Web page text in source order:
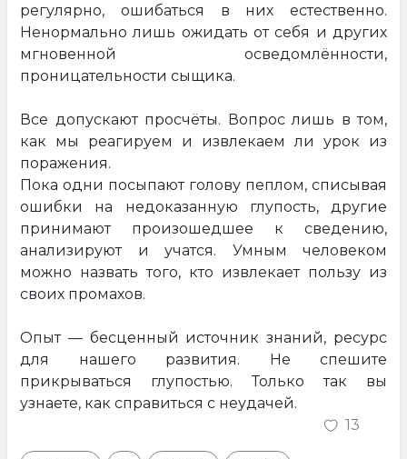
регулярно, ошибаться в них естественно.
Ненормально лишь ожидать от себя и других
мгновенной осведомлённости,
проницательности сыщика.
Все допускают просчёты. Вопрос лишь в том,
как мы реагируем и извлекаем ли урок из
поражения.
Пока одни посыпают голову пеплом, списывая
ошибки на недоказанную глупость, другие
принимают произошедшее к сведению,
анализируют и учатся. Умным человеком
можно назвать того, кто извлекает пользу из
своих промахов.
Опыт — бесценный источник знаний, ресурс
для нашего развития. Не спешите
прикрываться глупостью. Только так вы
узнаете, как справиться с неудачей.
13